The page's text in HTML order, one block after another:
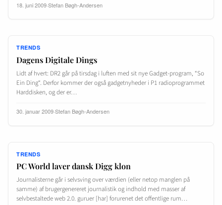
18. juni 2009·Stefan Bøgh-Andersen
TRENDS
Dagens Digitale Dings
Lidt af hvert: DR2 går på tirsdag i luften med sit nye Gadget-program, “So
Ein Ding“. Derfor kommer der også gadgetnyheder i P1 radioprogrammet
Harddisken, og der er…
30. januar 2009·Stefan Bøgh-Andersen
TRENDS
PC World laver dansk Digg klon
Journalisterne går i selvsving over værdien (eller netop manglen på
samme) af brugergenereret journalistik og indhold med masser af
selvbestaltede web 2.0. guruer [har] forurenet det offentlige rum…